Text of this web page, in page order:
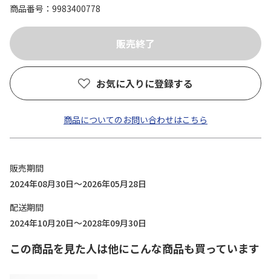
商品番号
9983400778
お気に入りに登録する
商品についてのお問い合わせはこちら
販売期間
2024年08月30日～2026年05月28日
配送期間
2024年10月20日～2028年09月30日
この商品を見た人は他にこんな商品も買っています